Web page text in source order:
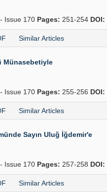
Issue 170 Pages: 251-254 DOI:
Similar Articles
Münasebetiyle
Issue 170 Pages: 255-256 DOI:
Similar Articles
Sayın Uluğ İğdemir'e
Issue 170 Pages: 257-258 DOI:
Similar Articles